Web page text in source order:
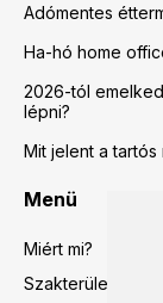
Adómentes
Ha-hó home
2026-tól
lépni?
Mit jelent a
Menü
Miért mi?
Szakterületeink